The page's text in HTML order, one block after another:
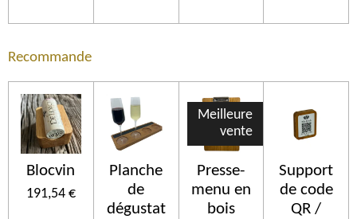
Recommande
Blocvin
191,54 €
Planche
de
dégustat
Meilleure
vente
Presse-
menu en
bois
Support
de code
QR /